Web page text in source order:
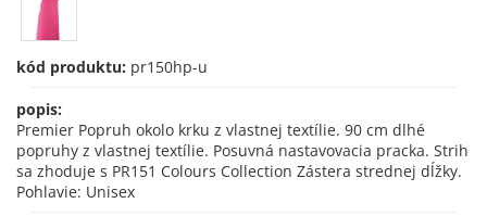
kód produktu: pr150hp-u
popis:
Premier Popruh okolo krku z vlastnej textílie. 90 cm dlhé
popruhy z vlastnej textílie. Posuvná nastavovacia pracka. Strih
sa zhoduje s PR151 Colours Collection Zástera strednej dĺžky.
Pohlavie: Unisex